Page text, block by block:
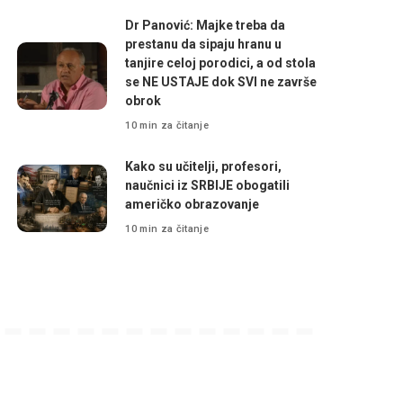
Dr Panović: Majke treba da
prestanu da sipaju hranu u
tanjire celoj porodici, a od stola
se NE USTAJE dok SVI ne završe
obrok
10 min za čitanje
Kako su učitelji, profesori,
naučnici iz SRBIJE obogatili
američko obrazovanje
10 min za čitanje